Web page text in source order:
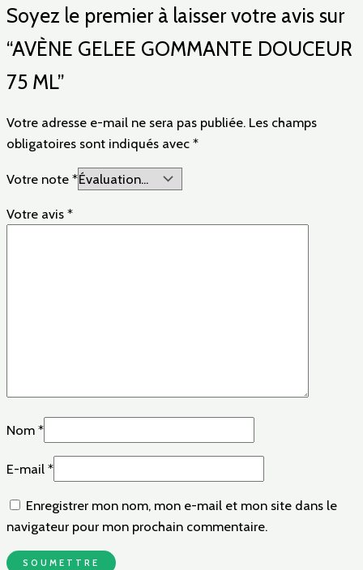
Soyez le premier à laisser votre avis sur
“AVÈNE GELEE GOMMANTE DOUCEUR
75 ML”
Votre adresse e-mail ne sera pas publiée. Les champs
obligatoires sont indiqués avec *
Votre note *
Votre avis *
Nom *
E-mail *
Enregistrer mon nom, mon e-mail et mon site dans le
navigateur pour mon prochain commentaire.